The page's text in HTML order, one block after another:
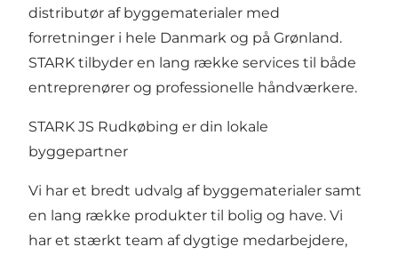
distributør af byggematerialer med
forretninger i hele Danmark og på Grønland.
STARK tilbyder en lang række services til både
entreprenører og professionelle håndværkere.
STARK JS Rudkøbing er din lokale
byggepartner
Vi har et bredt udvalg af byggematerialer samt
en lang række produkter til bolig og have. Vi
har et stærkt team af dygtige medarbejdere,